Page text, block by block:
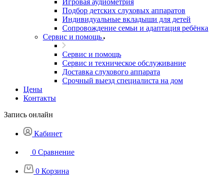
Игровая аудиометрия
Подбор детских слуховых аппаратов
Индивидуальные вкладыши для детей
Сопровождение семьи и адаптация ребёнка
Сервис и помощь
Сервис и помощь
Сервис и техническое обслуживание
Доставка слухового аппарата
Срочный выезд специалиста на дом
Цены
Контакты
Запись онлайн
Кабинет
0 Сравнение
0 Корзина